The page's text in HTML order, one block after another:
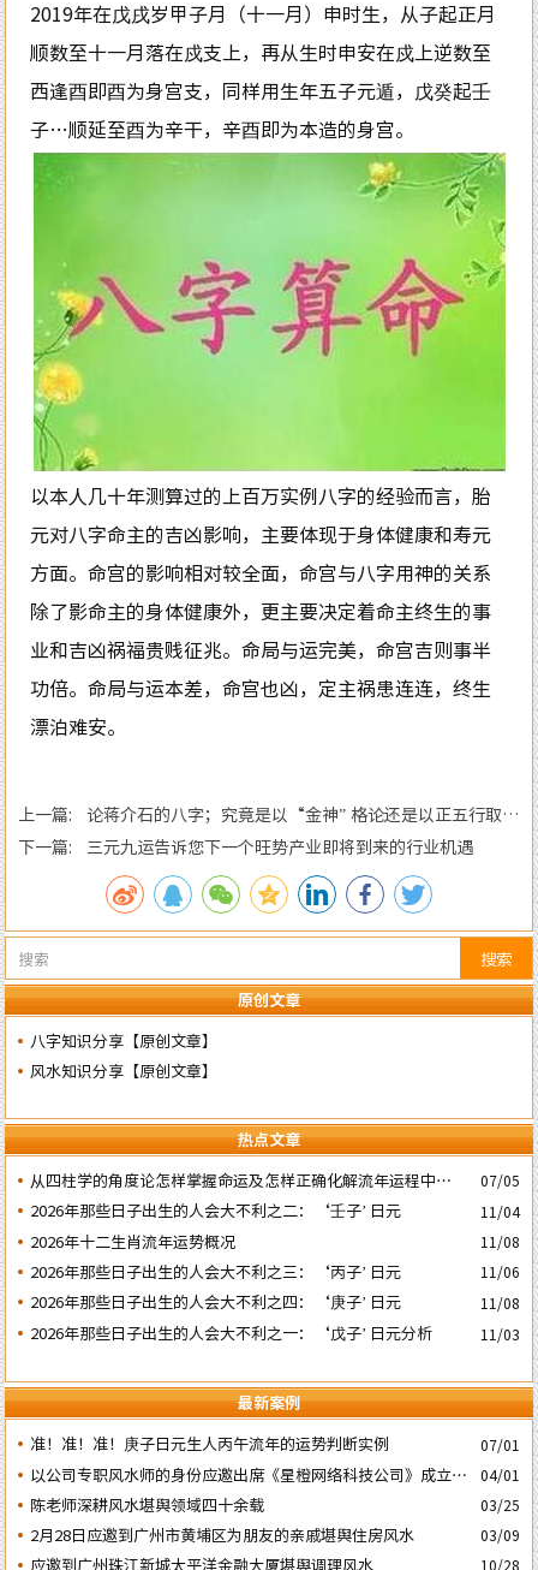
搜索
原创文章
八字知识分享【原创文章】
风水知识分享【原创文章】
热点文章
​从四柱学的角度论怎样掌握命运及怎样正确化解流年运程中的灾
祸
07/05
2026年那些日子出生的人会大不利之二：‘壬子’ 日元 11/04
2026年十二生肖流年运势概况 11/08
2026年那些日子出生的人会大不利之三：‘丙子’ 日元 11/06
2026年那些日子出生的人会大不利之四：‘庚子’ 日元 11/08
2026年那些日子出生的人会大不利之一：‘戊子’ 日元分析 11/03
最新案例
准！准！准！庚子日元生人丙午流年的运势判断实例
07/01
以公司专职风水师的身份应邀出席《星橙网络科技公司》成立5
周年庆典
04/01
陈老师深耕风水堪舆领域四十余载 03/25
2月28日应邀到广州市黄埔区为朋友的亲戚堪舆住房风水 03/09
应邀到广州珠江新城太平洋金融大厦堪舆调理风水 10/28
2019年在戊戌岁甲子月（十一月）申时生，从子起正月
顺数至十一月落在戍支上，再从生时申安在戍上逆数至
西逢酉即酉为身宫支，同样用生年五子元遁，戊癸起壬
子…顺延至酉为辛干，辛酉即为本造的身宫。
以本人几十年测算过的上百万实例八字的经验而言，胎
元对八字命主的吉凶影响，主要体现于身体健康和寿元
方面。命宫的影响相对较全面，命宫与八字用神的关系
除了影命主的身体健康外，更主要决定着命主终生的事
业和吉凶祸福贵贱征兆。命局与运完美，命宫吉则事半
功倍。命局与运本差，命宫也凶，定主祸患连连，终生
漂泊难安。
上一篇: 论蒋介石的八字；究竟是以“金神” 格论还是以正五行取用
论才更正确？
下一篇: 三元九运告诉您下一个旺势产业即将到来的行业机遇